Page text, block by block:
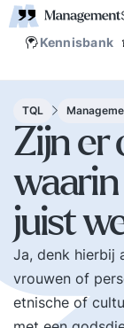
Kennisbank
TQL
Zijn er
juist
Ja, denk hierbij
vrouwen of
etnische of